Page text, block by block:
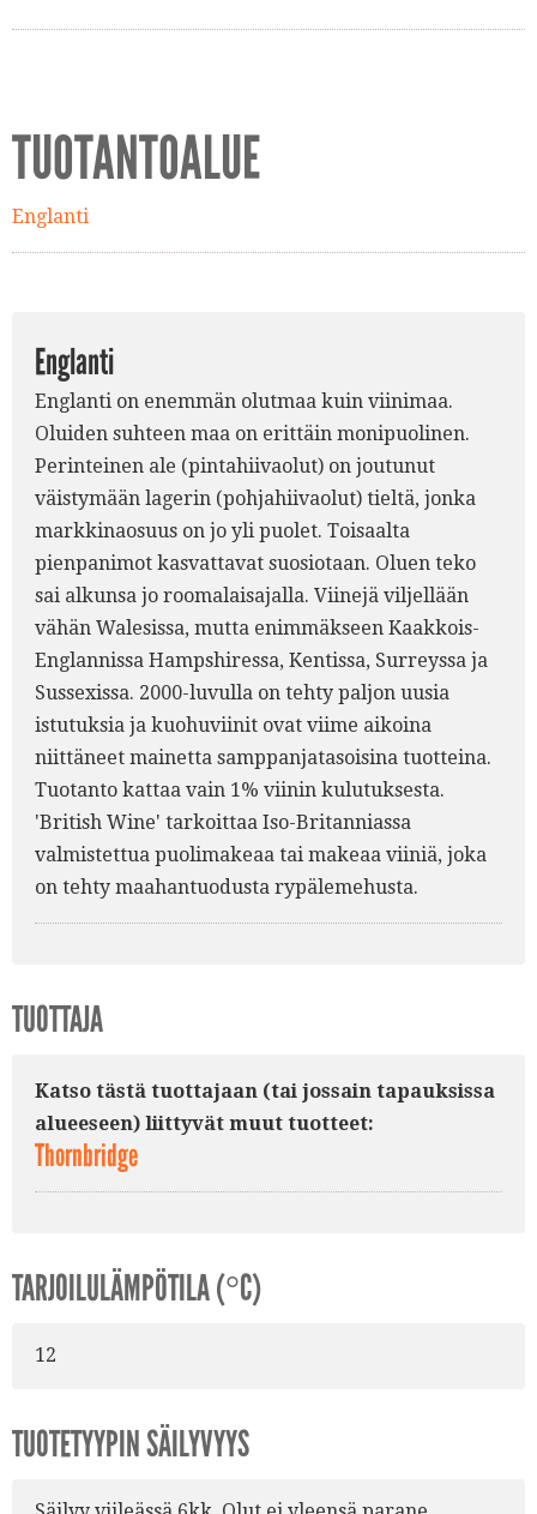
TUOTANTOALUE
Englanti
Englanti
Englanti on enemmän olutmaa kuin viinimaa.
Oluiden suhteen maa on erittäin monipuolinen.
Perinteinen ale (pintahiivaolut) on joutunut
väistymään lagerin (pohjahiivaolut) tieltä, jonka
markkinaosuus on jo yli puolet. Toisaalta
pienpanimot kasvattavat suosiotaan. Oluen teko
sai alkunsa jo roomalaisajalla. Viinejä viljellään
vähän Walesissa, mutta enimmäkseen Kaakkois-
Englannissa Hampshiressa, Kentissa, Surreyssa ja
Sussexissa. 2000-luvulla on tehty paljon uusia
istutuksia ja kuohuviinit ovat viime aikoina
niittäneet mainetta samppanjatasoisina tuotteina.
Tuotanto kattaa vain 1% viinin kulutuksesta.
'British Wine' tarkoittaa Iso-Britanniassa
valmistettua puolimakeaa tai makeaa viiniä, joka
on tehty maahantuodusta rypälemehusta.
TUOTTAJA
Katso tästä tuottajaan (tai jossain tapauksissa
alueeseen) liittyvät muut tuotteet:
Thornbridge
TARJOILULÄMPÖTILA (°C)
12
TUOTETYYPIN SÄILYVYYS